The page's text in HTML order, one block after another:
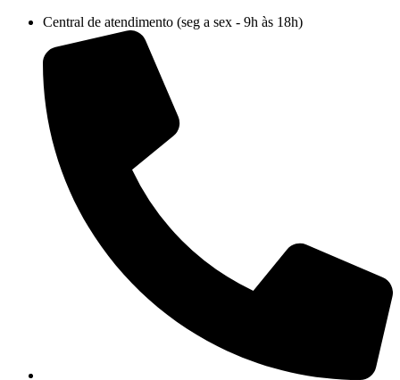
conteúdo
Central de atendimento (seg a sex - 9h às 18h)